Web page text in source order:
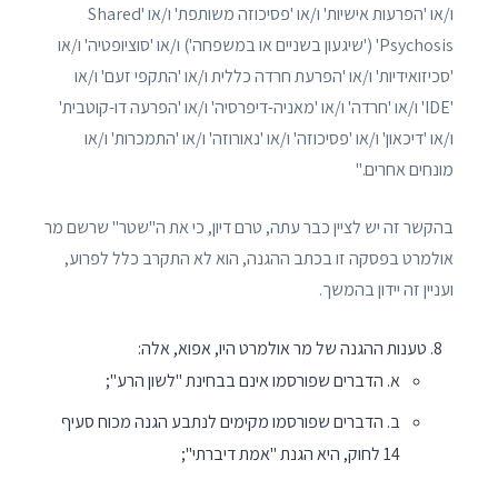
ו/או 'הפרעות אישיות' ו/או 'פסיכוזה משותפת' ו/או 'Shared
Psychosis' ('שיגעון בשניים או במשפחה') ו/או 'סוציופטיה' ו/או
'סכיזואידיות' ו/או 'הפרעת חרדה כללית ו/או 'התקפי זעם' ו/או
'IDE' ו/או 'חרדה' ו/או 'מאניה-דיפרסיה' ו/או 'הפרעה דו-קוטבית'
ו/או 'דיכאון' ו/או 'פסיכוזה' ו/או 'נאורוזה' ו/או 'התמכרות' ו/או
מונחים אחרים."
בהקשר זה יש לציין כבר עתה, טרם דיון, כי את ה"שטר" שרשם מר
אולמרט בפסקה זו בכתב ההגנה, הוא לא התקרב כלל לפרוע,
ועניין זה יידון בהמשך.
טענות ההגנה של מר אולמרט היו, אפוא, אלה:
א. הדברים שפורסמו אינם בבחינת "לשון הרע";
ב. הדברים שפורסמו מקימים לנתבע הגנה מכוח סעיף
14 לחוק, היא הגנת "אמת דיברתי";